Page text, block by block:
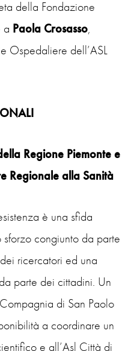
della Fondazione
a Paola Crosasso,
Ospedaliere dell’ASL
Regione Piemonte e
Regionale alla Sanità
è una sfida
congiunto da parte
ricercatori ed una
parte dei cittadini. Un
di San Paolo
a coordinare un
e all’Asl Città di